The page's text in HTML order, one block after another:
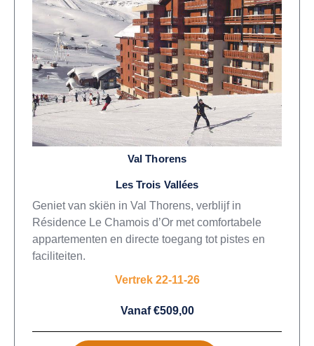
Val Thorens
Les Trois Vallées
Geniet van skiën in Val Thorens, verblijf in
Résidence Le Chamois d’Or met comfortabele
appartementen en directe toegang tot pistes en
faciliteiten.
Vertrek 22-11-26
Vanaf €509,00